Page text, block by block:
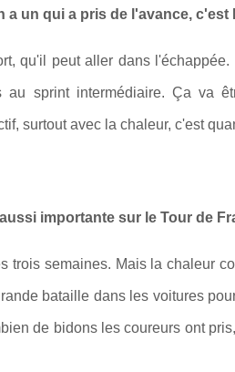
a un qui a pris de l'avance, c'est
qu'il peut aller dans
sprint intermédiaire. Ça va
surtout avec la chaleur, c'est
importante sur le Tour de
trois semaines. Mais la chaleur
bataille dans les voitures
de bidons les coureurs ont